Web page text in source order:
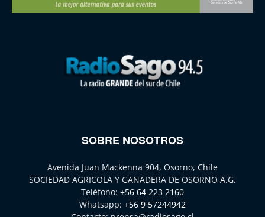
SOBRE NOSOTROS
Avenida Juan Mackenna 904, Osorno, Chile
SOCIEDAD AGRICOLA Y GANADERA DE OSORNO A.G.
Teléfono: +56 64 223 2160
Whatsapp: +56 9 57244942